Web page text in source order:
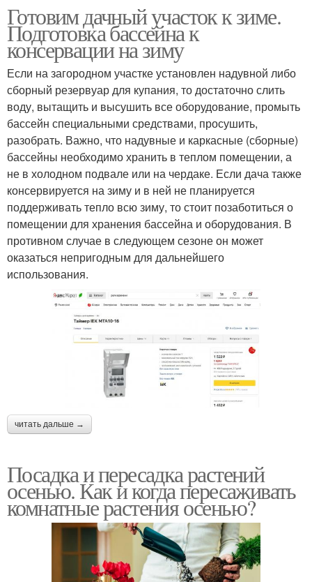
Готовим дачный участок к зиме.
Подготовка бассейна к
консервации на зиму
Если на загородном участке установлен надувной либо
сборный резервуар для купания, то достаточно слить
воду, вытащить и высушить все оборудование, промыть
бассейн специальными средствами, просушить,
разобрать. Важно, что надувные и каркасные (сборные)
бассейны необходимо хранить в теплом помещении, а
не в холодном подвале или на чердаке. Если дача также
консервируется на зиму и в ней не планируется
поддерживать тепло всю зиму, то стоит позаботиться о
помещении для хранения бассейна и оборудования. В
противном случае в следующем сезоне он может
оказаться непригодным для дальнейшего
использования.
читать дальше →
Посадка и пересадка растений
осенью. Как и когда пересаживать
комнатные растения осенью?